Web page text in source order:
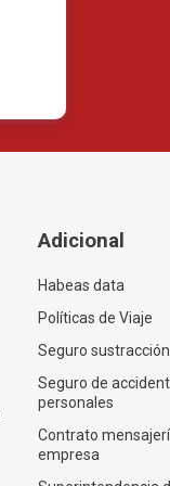
Adicional
Habeas data
Políticas de Viaje
Seguro sustracción
Seguro de
personales
Contrato
empresa